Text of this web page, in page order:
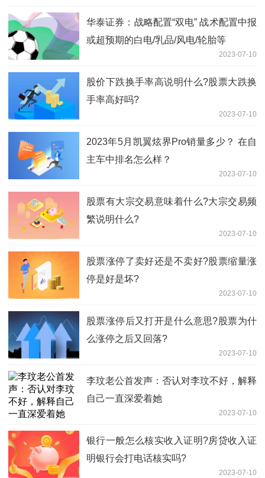
华泰证券：战略配置“双电” 战术配置中报
或超预期的白电/乳品/风电/轮胎等
2023-07-10
股价下跌换手率高说明什么?股票大跌换
手率高好吗?
2023-07-10
2023年5月凯翼炫界Pro销量多少？ 在自
主车中排名怎么样？
2023-07-10
股票有大宗交易意味着什么?大宗交易频
繁说明什么?
2023-07-10
股票涨停了卖好还是不卖好?股票缩量涨
停是好是坏?
2023-07-10
股票涨停后又打开是什么意思?股票为什
么涨停之后又回落?
2023-07-10
李玟老公首发声：否认对李玟不好，解释
自己一直深爱着她
2023-07-10
银行一般怎么核实收入证明?房贷收入证
明银行会打电话核实吗?
2023-07-10